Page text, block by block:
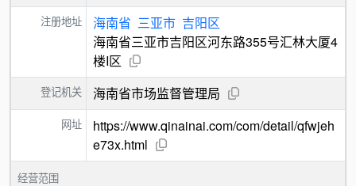
注册地址 海南省 三亚市 吉阳区
海南省三亚市吉阳区河东路355号汇林大厦4
楼I区
登记机关 海南省市场监督管理局
网址
https://www.qinainai.com/com/detail/qfwjeh
e73x.html
经营范围